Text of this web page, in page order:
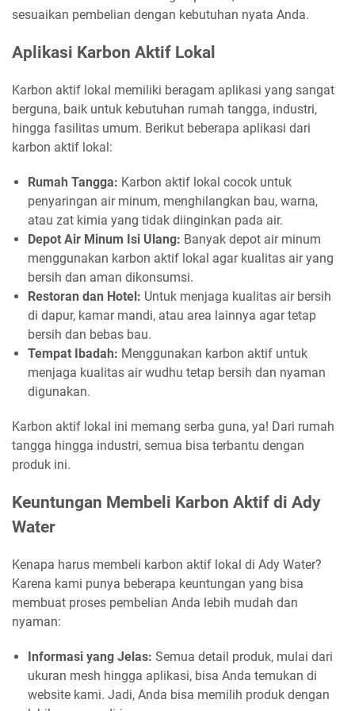
sesuaikan pembelian dengan kebutuhan nyata Anda.
Aplikasi Karbon Aktif Lokal
Karbon aktif lokal memiliki beragam aplikasi yang sangat
berguna, baik untuk kebutuhan rumah tangga, industri,
hingga fasilitas umum. Berikut beberapa aplikasi dari
karbon aktif lokal:
Rumah Tangga: Karbon aktif lokal cocok untuk
penyaringan air minum, menghilangkan bau, warna,
atau zat kimia yang tidak diinginkan pada air.
Depot Air Minum Isi Ulang: Banyak depot air minum
menggunakan karbon aktif lokal agar kualitas air yang
bersih dan aman dikonsumsi.
Restoran dan Hotel: Untuk menjaga kualitas air bersih
di dapur, kamar mandi, atau area lainnya agar tetap
bersih dan bebas bau.
Tempat Ibadah: Menggunakan karbon aktif untuk
menjaga kualitas air wudhu tetap bersih dan nyaman
digunakan.
Karbon aktif lokal ini memang serba guna, ya! Dari rumah
tangga hingga industri, semua bisa terbantu dengan
produk ini.
Keuntungan Membeli Karbon Aktif di Ady
Water
Kenapa harus membeli karbon aktif lokal di Ady Water?
Karena kami punya beberapa keuntungan yang bisa
membuat proses pembelian Anda lebih mudah dan
nyaman:
Informasi yang Jelas: Semua detail produk, mulai dari
ukuran mesh hingga aplikasi, bisa Anda temukan di
website kami. Jadi, Anda bisa memilih produk dengan